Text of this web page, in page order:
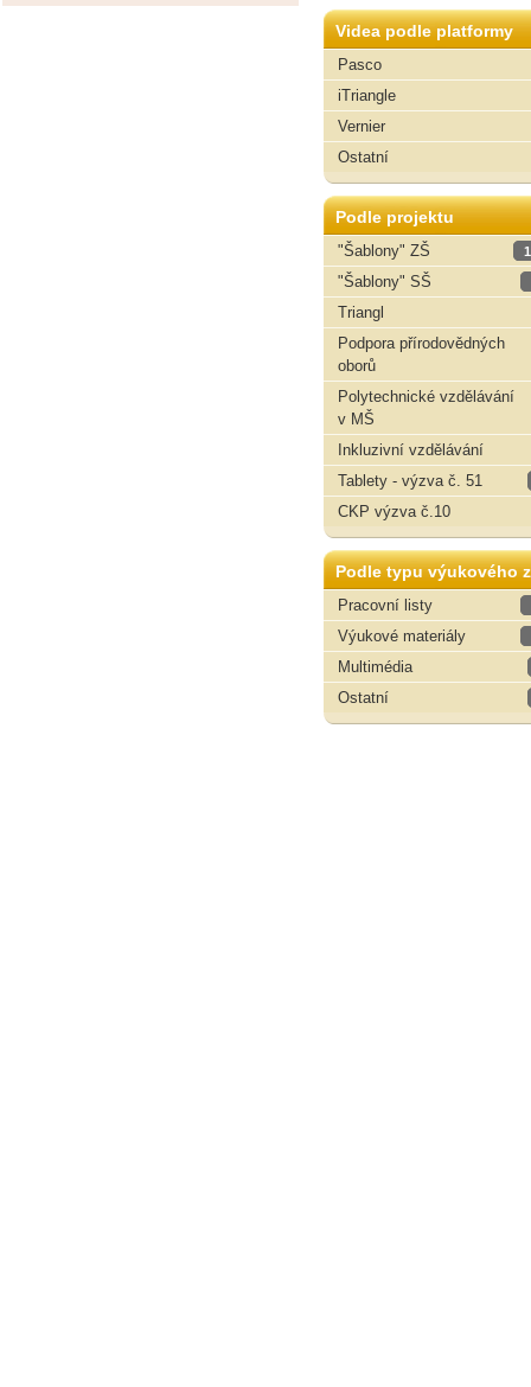
Videa podle platformy
Pasco
iTriangle
Vernier
Ostatní
Podle projektu
"Šablony" ZŠ
"Šablony" SŠ
Triangl
Podpora přírodovědných
oborů
Polytechnické vzdělávání
v MŠ
Inkluzivní vzdělávání
Tablety - výzva č. 51
CKP výzva č.10
Podle typu výukového
Pracovní listy
Výukové materiály
Multimédia
Ostatní